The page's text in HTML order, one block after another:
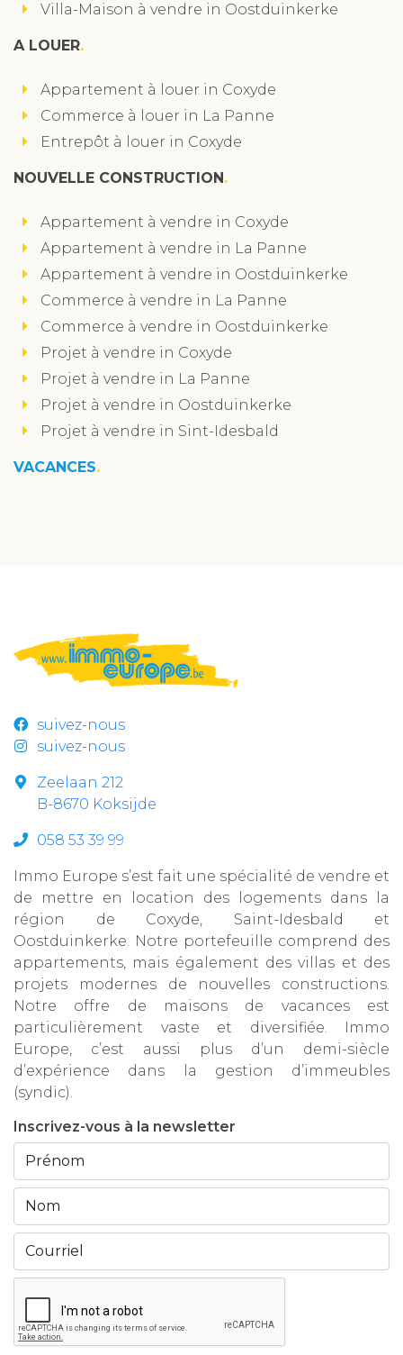
Villa-Maison à vendre in Oostduinkerke
A LOUER
Appartement à louer in Coxyde
Commerce à louer in La Panne
Entrepôt à louer in Coxyde
NOUVELLE CONSTRUCTION
Appartement à vendre in Coxyde
Appartement à vendre in La Panne
Appartement à vendre in Oostduinkerke
Commerce à vendre in La Panne
Commerce à vendre in Oostduinkerke
Projet à vendre in Coxyde
Projet à vendre in La Panne
Projet à vendre in Oostduinkerke
Projet à vendre in Sint-Idesbald
VACANCES
suivez-nous
suivez-nous
Zeelaan 212
B-8670 Koksijde
058 53 39 99
Immo Europe s’est fait une spécialité de vendre et
de mettre en location des logements dans la
région de Coxyde, Saint-Idesbald et
Oostduinkerke. Notre portefeuille comprend des
appartements, mais également des villas et des
projets modernes de nouvelles constructions.
Notre offre de maisons de vacances est
particulièrement vaste et diversifiée. Immo
Europe, c’est aussi plus d’un demi-siècle
d’expérience dans la gestion d’immeubles
(syndic).
Inscrivez-vous à la newsletter